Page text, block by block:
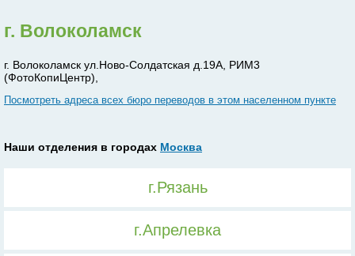
г. Волоколамск
г. Волоколамск ул.Ново-Солдатская д.19А, РИМ3
(ФотоКопиЦентр),
Посмотреть адреса всех бюро переводов в этом населенном пункте
Наши отделения в городах Москва
г.Рязань
г.Апрелевка